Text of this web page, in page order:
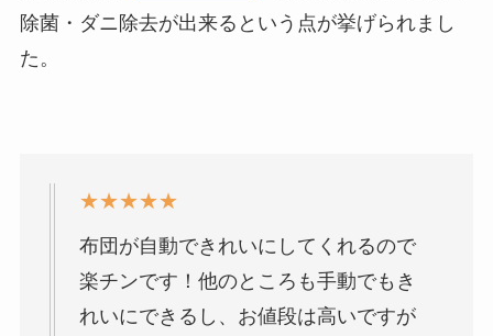
除菌・ダニ除去が出来るという点が挙げられまし
た。
★★★★★
布団が自動できれいにしてくれるので
楽チンです！他のところも手動でもき
れいにできるし、お値段は高いですが